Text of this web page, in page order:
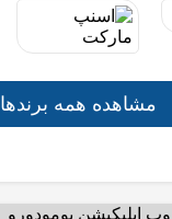
مشاهده همه برندها